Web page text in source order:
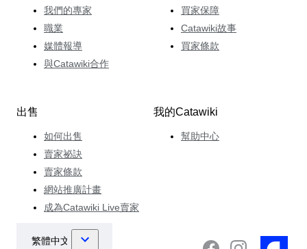
我們的專家
職業
媒體報導
與Catawiki合作
買家保障
Catawiki故事
買家條款
出售
如何出售
賣家祕訣
賣家條款
網站推廣計畫
成為Catawiki Live賣家
我的Catawiki
幫助中心